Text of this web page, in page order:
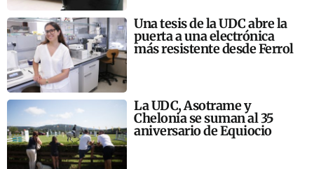
Una tesis de la UDC abre la
puerta a una electrónica
más resistente desde Ferrol
La UDC, Asotrame y
Chelonia se suman al 35
aniversario de Equiocio